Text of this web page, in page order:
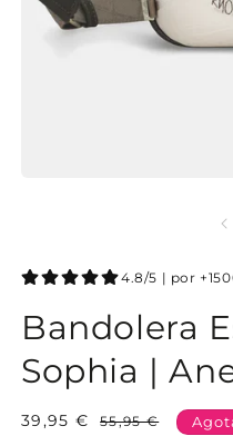
4.8/5 | por
Bandolera
Sophia |
Precio
55,95 €
Precio
39,95 €